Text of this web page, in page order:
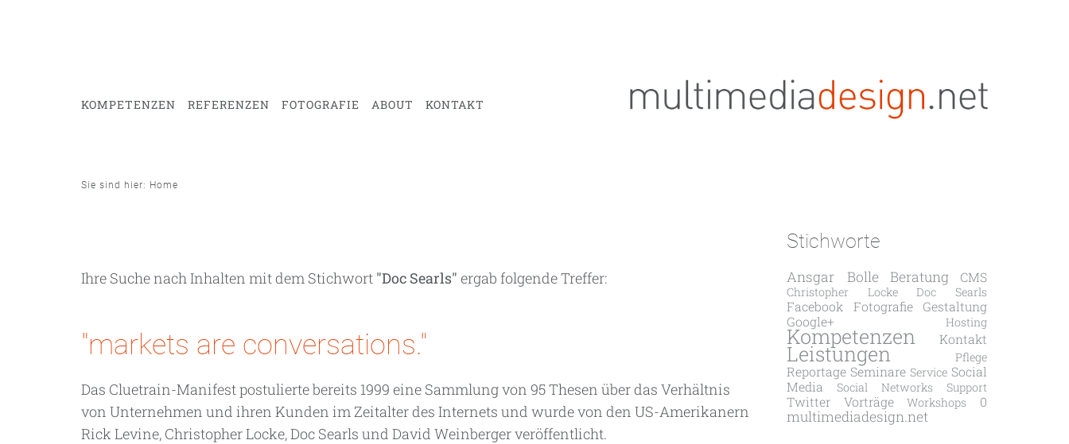
KOMPETENZEN REFERENZEN FOTOGRAFIE ABOUT KONTAKT
Sie sind hier: Home
Ihre Suche nach Inhalten mit dem Stichwort "Doc Searls" ergab folgende Treffer:
"markets are conversations."
Das Cluetrain-Manifest postulierte bereits 1999 eine Sammlung von 95 Thesen über das Verhältnis
von Unternehmen und ihren Kunden im Zeitalter des Internets und wurde von den US-Amerikanern
Rick Levine, Christopher Locke, Doc Searls und David Weinberger veröffentlicht.
Stichworte
Ansgar Bolle Beratung CMS
Christopher Locke Doc Searls
Facebook Fotografie
Gestaltung
Google+
Hosting
Kompetenzen Kontakt
Leistungen Pflege
Reportage Seminare Service Social
Media
Social Networks Support
Twitter Vorträge Workshops 0
multimediadesign.net